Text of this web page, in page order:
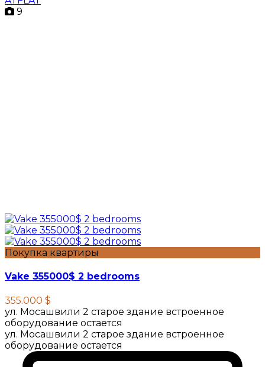
9
Покупка квартиры
Vake 355000$ 2 bedrooms
355.000 $
ул. Мосашвили 2 старое здание встроенное
оборудование остается
ул. Мосашвили 2 старое здание встроенное
оборудование остается